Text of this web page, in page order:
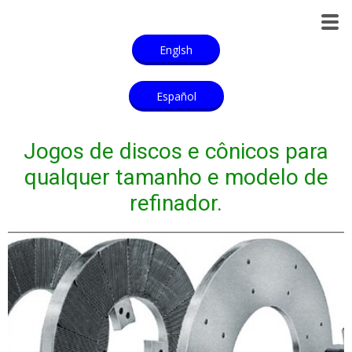
Englsh
Español
Jogos de discos e cônicos para
qualquer tamanho e modelo de
refinador.